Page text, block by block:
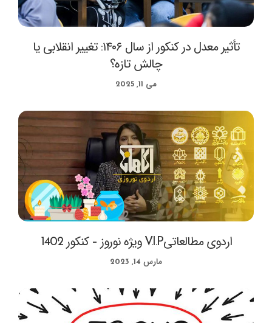
تأثیر معدل در کنکور از سال ۱۴۰۶: تغییر انقلابی یا
چالش تازه؟
می 11, 2025
اردوی مطالعاتیV.I.P ویژه نوروز – کنکور 1402
مارس 14, 2023